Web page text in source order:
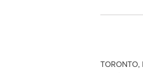
TORONTO,